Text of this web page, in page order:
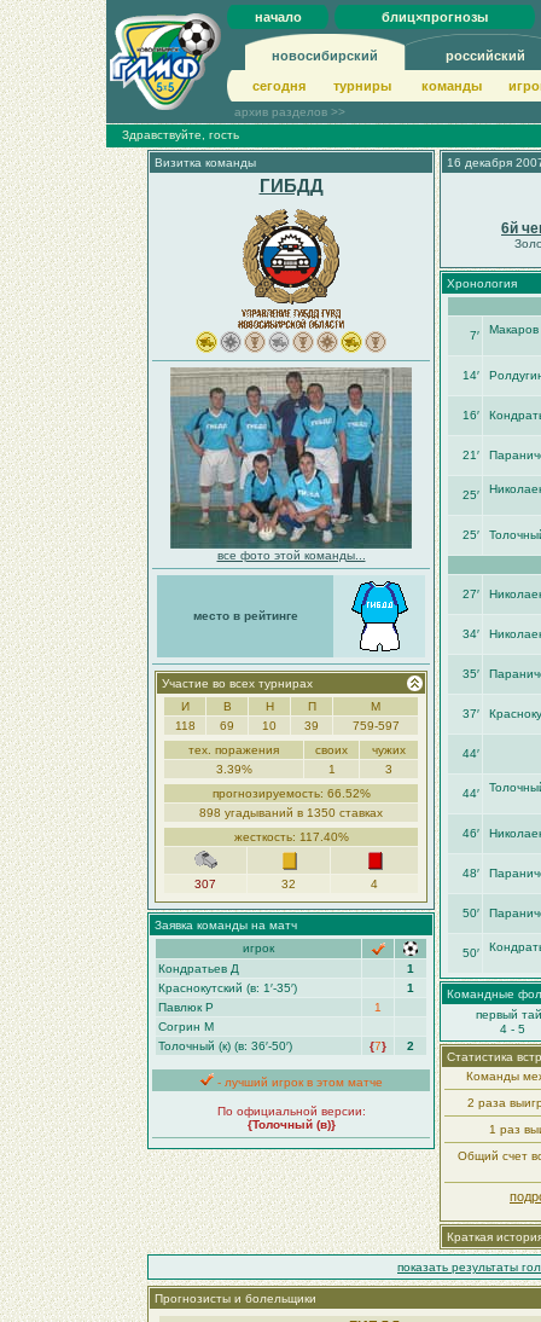
начало блиц×прогнозы
новосибирский российский
сегодня турниры команды
архив разделов >>
Здравствуйте, гость
Визитка команды
ГИБДД
все фото этой команды...
место в рейтинге
Участие во всех турнирах
И
В Н П
М
118
69 10 39
759-597
тех. поражения
своих
чужих
3.39%
1
3
прогнозируемость: 66.52%
898 угадываний в 1350 ставках
жесткость: 117.40%
307 32 4
Заявка команды на матч
игрок
Кондратьев Д
1
Краснокутский (в: 1′-35′)
1
Павлюк Р
1
Согрин М
Толочный (к) (в: 36′-50′)
{7} 2
- лучший игрок в этом матче
По официальной версии:
{Толочный (в)}
16 декабря
6й
Хронология
7′ Макаров
14′
16′
21′
25′
25′
27′
34′
35′
37′
44′
44′
46′
48′
50′
50′
Командные
первый
4 - 5
Статистика
Команды
2 раза
1 раз
Общий счет
Краткая
показать результаты
Прогнозисты и болельщики